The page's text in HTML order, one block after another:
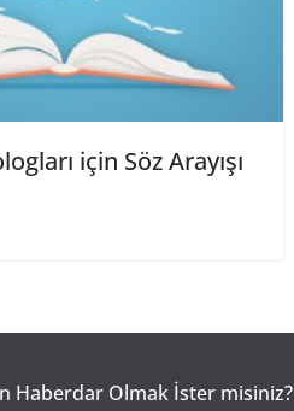
için Söz Arayışı
Haberdar Olmak İster misiniz?